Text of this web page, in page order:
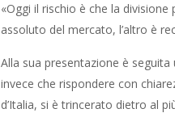
«Oggi il rischio è che la
assoluto del mercato, l’altro è
Alla sua presentazione è
invece che rispondere con
d’Italia, si è trincerato dietro al